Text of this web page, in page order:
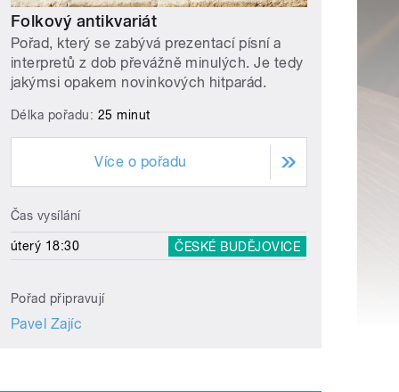
Folkový antikvariát
Pořad, který se zabývá prezentací písní a
interpretů z dob převážně minulých. Je tedy
jakýmsi opakem novinkových hitparád.
Délka pořadu: 25 minut
Více o pořadu
Čas vysílání
úterý 18:30 ČESKÉ BUDĚJOVICE
Pořad připravují
Pavel Zajíc